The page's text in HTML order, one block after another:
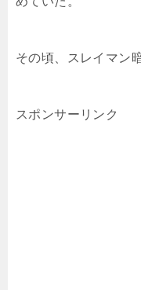
その頃、スレイマン
スポンサーリンク